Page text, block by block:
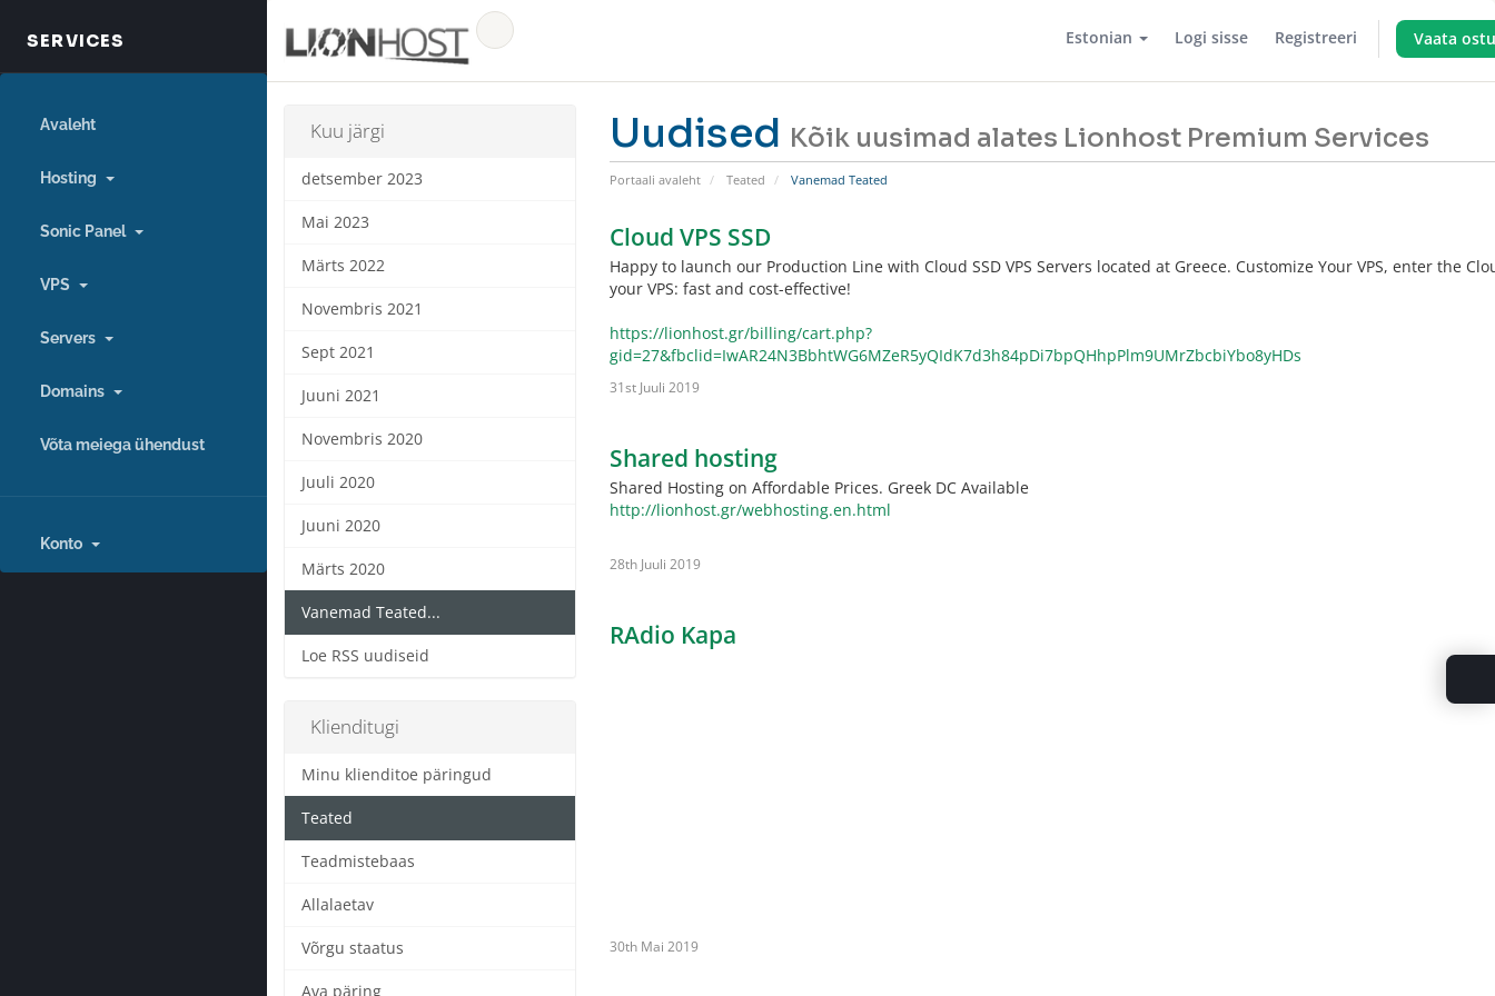
Estonian Logi sisse Registreeri Vaata
Avaleht
Hosting
Sonic Panel
VPS
Servers
Domains
Võta meiega ühendust
Konto
Uudised Kõik uusimad alates Lionhost Premium Services
Portaali avaleht Teated Vanemad Teated
Kuu järgi
detsember 2023
Mai 2023
Märts 2022
Novembris 2021
Sept 2021
Juuni 2021
Novembris 2020
Juuli 2020
Juuni 2020
Märts 2020
Vanemad Teated...
Loe RSS uudiseid
Cloud VPS SSD
Happy to launch our Production Line with Cloud SSD VPS Servers located at Greece. Customize Your VPS, enter the
your VPS: fast and cost-effective!
https://lionhost.gr/billing/cart.php?
gid=27&fbclid=IwAR24N3BbhtWG6MZeR5yQIdK7d3h84pDi7bpQHhpPlm9UMrZbcbiYbo8yHDs
31st Juuli 2019
Shared hosting
Shared Hosting on Affordable Prices. Greek DC Available
http://lionhost.gr/webhosting.en.html
28th Juuli 2019
RAdio Kapa
30th Mai 2019
Klienditugi
Minu klienditoe päringud
Teated
Teadmistebaas
Allalaetav
Võrgu staatus
Ava päring